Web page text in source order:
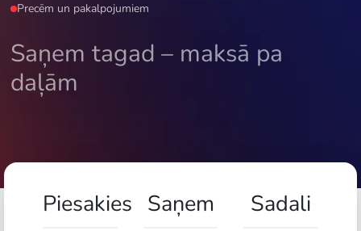
Precēm un pakalpojumiem
Saņem tagad – maksā pa
daļām
Piesakies Saņem Sadali